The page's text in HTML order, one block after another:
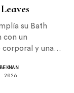
su Bath
con un
corporal y una
2026